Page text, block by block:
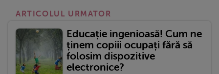
ARTICOLUL URMATOR
Educație ingenioasă! Cum ne
ținem copiii ocupați fără să
folosim dispozitive
electronice?